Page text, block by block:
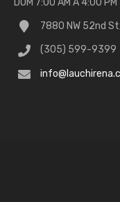
7880 NW 52nd
(305) 599-9399